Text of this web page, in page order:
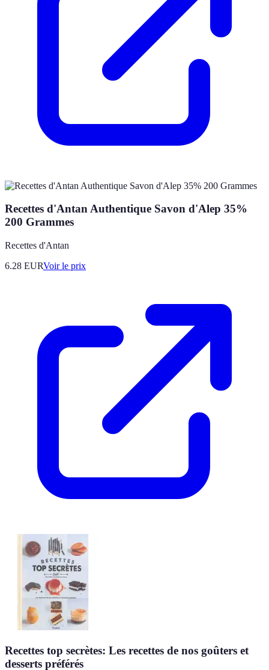
Recettes d'Antan Authentique Savon d'Alep 35%
200 Grammes
Recettes d'Antan
6.28 EURVoir le prix
Recettes top secrètes: Les recettes de nos goûters et
desserts préférés